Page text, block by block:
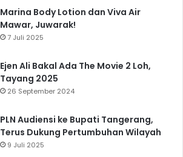
Marina Body Lotion dan Viva Air
Mawar, Juwarak!
7 Juli 2025
Ejen Ali Bakal Ada The Movie 2 Loh,
Tayang 2025
26 September 2024
PLN Audiensi ke Bupati Tangerang,
Terus Dukung Pertumbuhan Wilayah
9 Juli 2025